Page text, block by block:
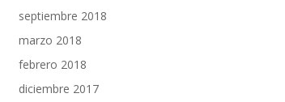
septiembre 2018
marzo 2018
febrero 2018
diciembre 2017